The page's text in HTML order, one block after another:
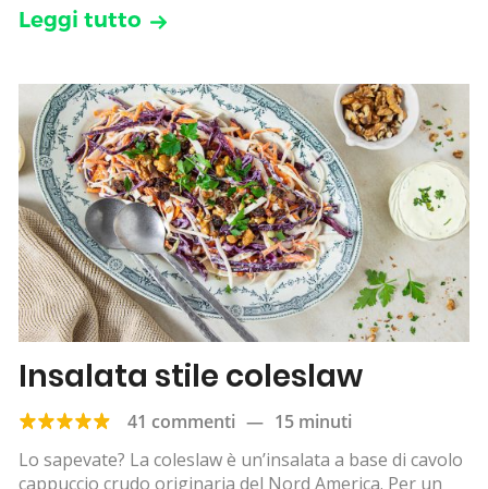
Leggi tutto
Insalata stile coleslaw
41 commenti — 15 minuti
Lo sapevate? La coleslaw è un’insalata a base di cavolo
cappuccio crudo originaria del Nord America. Per un